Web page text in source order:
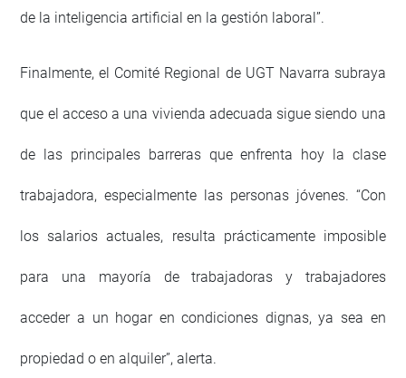
de la inteligencia artificial en la gestión laboral”.
Finalmente, el Comité Regional de UGT Navarra subraya
que el acceso a una vivienda adecuada sigue siendo una
de las principales barreras que enfrenta hoy la clase
trabajadora, especialmente las personas jóvenes. “Con
los salarios actuales, resulta prácticamente imposible
para una mayoría de trabajadoras y trabajadores
acceder a un hogar en condiciones dignas, ya sea en
propiedad o en alquiler”, alerta.